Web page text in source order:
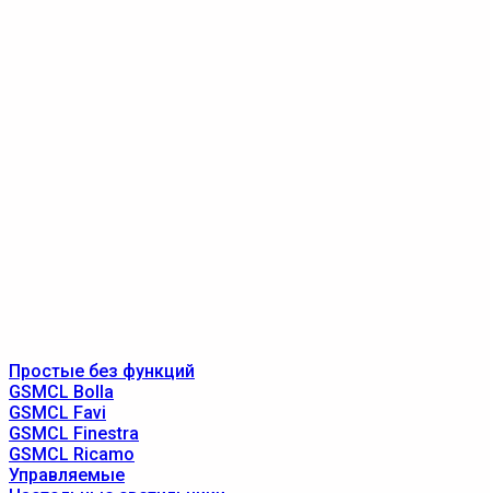
Простые без функций
GSMCL Bolla
GSMCL Favi
GSMCL Finestra
GSMCL Ricamo
Управляемые